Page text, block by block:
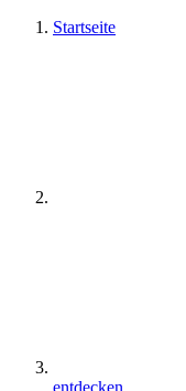
Startseite
entdecken